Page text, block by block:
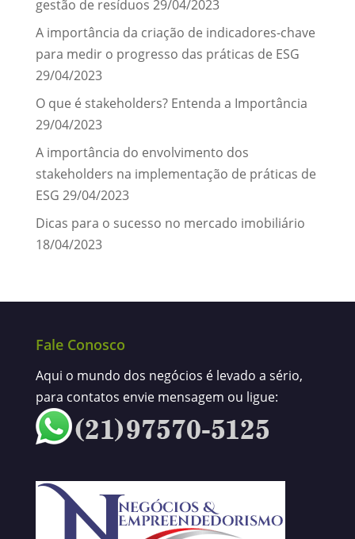
gestão de resíduos 29/04/2023
A importância da criação de indicadores-chave
para medir o progresso das práticas de ESG
29/04/2023
O que é stakeholders? Entenda a Importância
29/04/2023
A importância do envolvimento dos
stakeholders na implementação de práticas de
ESG 29/04/2023
Dicas para o sucesso no mercado imobiliário
18/04/2023
Fale Conosco
Aqui o mundo dos negócios é levado a sério,
para contatos envie mensagem ou ligue: